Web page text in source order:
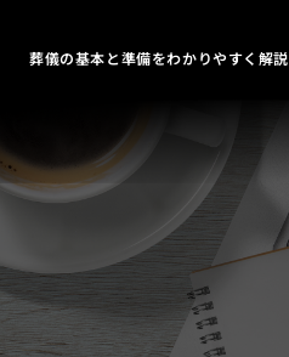
葬儀の基本と準備をわかりやすく解説